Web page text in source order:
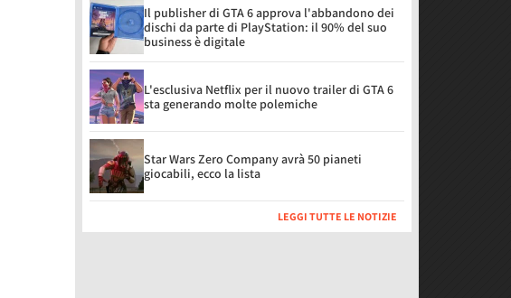
Il publisher di GTA 6 approva l'abbandono dei
dischi da parte di PlayStation: il 90% del suo
business è digitale
L'esclusiva Netflix per il nuovo trailer di GTA 6
sta generando molte polemiche
Star Wars Zero Company avrà 50 pianeti
giocabili, ecco la lista
LEGGI TUTTE LE NOTIZIE